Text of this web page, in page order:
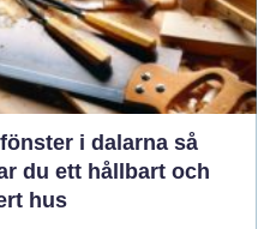
i dalarna så
du ett hållbart och
hus